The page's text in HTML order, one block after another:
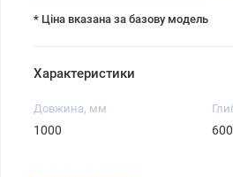
* Ціна вказана за базову модель
Характеристики
Довжина, мм
1000 600